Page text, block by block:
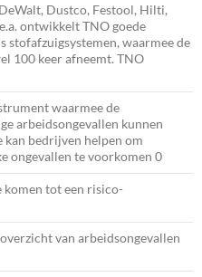
Dustco, Festool, Hilti,
ontwikkelt TNO goede
stofafzuigsystemen, waarmee de
100 keer afneemt. TNO
waarmee de
arbeidsongevallen kunnen
kan bedrijven helpen om
ongevallen te voorkomen 0
komen tot een risico-
van arbeidsongevallen